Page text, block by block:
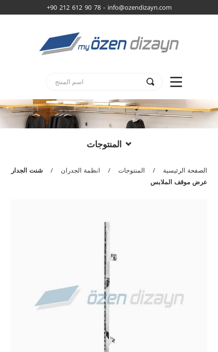
+90 212 612 90 78 - info@ozendizayn.com
المنتوجات
الصفحة الرئيسية / المنتوجات / انظمة الجدران /
شنت الجدار
عرض موقف الملابس